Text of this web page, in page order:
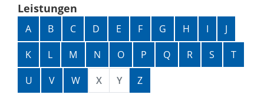
Leistungen
Alphabetisches Register überspringen
A B C D E F G H I
J
K
L M N O P Q R S
T
U
V W X Y Z